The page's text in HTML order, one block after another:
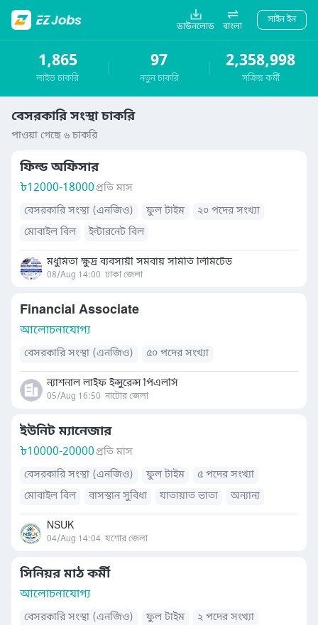
ডাউনলোড বাংলা
সাইন ইন
1,865
লাইভ চাকরি
97
নতুন চাকরি
2,358,998
সক্রিয় কর্মী
বেসরকারি সংস্থা চাকরি
পাওয়া গেছে ৬ চাকরি
ফিল্ড অফিসার
৳12000-18000প্রতি মাস
বেসরকারি সংস্থা (এনজিও)
ফুল টাইম
২০ পদের সংখ্যা
মোবাইল বিল
ইন্টারনেট বিল
মধুমিতা ক্ষুদ্র ব‍্যবসায়ী সমবায় সমিতি লিমিটেড
08/Aug 14:00 ঢাকা জেলা
Financial Associate
আলোচনাযোগ্য
বেসরকারি সংস্থা (এনজিও) ৫০ পদের সংখ্যা
ন্যাশনাল লাইফ ইন্সুরেন্স পিএলসি
05/Aug 16:50 নাটোর জেলা
ইউনিট ম্যানেজার
৳10000-20000প্রতি মাস
বেসরকারি সংস্থা (এনজিও)
ফুল টাইম
৫ পদের সংখ্যা
মোবাইল বিল
বাসস্থান সুবিধা যাতায়াত ভাতা অন্যান্য
NSUK
04/Aug 14:04 যশোর জেলা
সিনিয়র মাঠ কর্মী
আলোচনাযোগ্য
বেসরকারি সংস্থা (এনজিও) ফুল টাইম
২ পদের সংখ্যা